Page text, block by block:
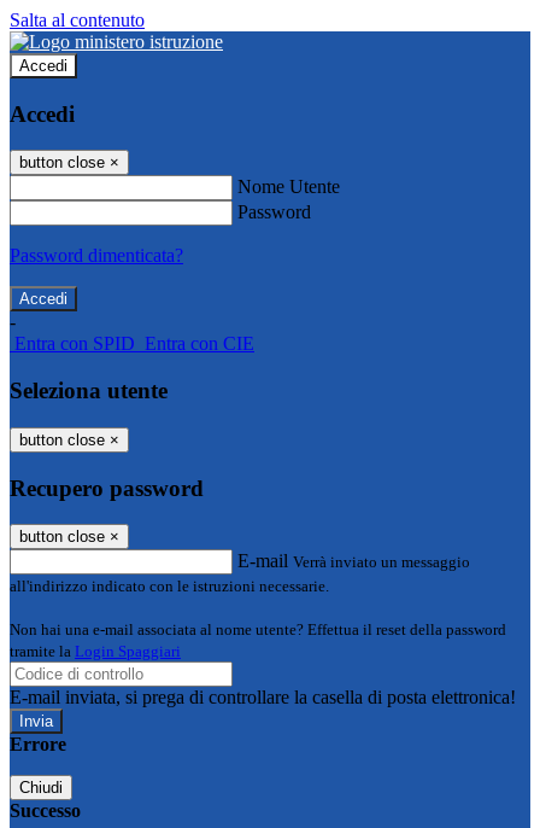
Salta al contenuto
Accedi
Accedi
button close ×
Nome Utente
Password
Password dimenticata?
-
Entra con SPID Entra con CIE
Seleziona utente
button close ×
Recupero password
button close ×
E-mail Verrà inviato un messaggio
all'indirizzo indicato con le istruzioni necessarie.
Non hai una e-mail associata al nome utente? Effettua il reset della password
tramite la Login Spaggiari
E-mail inviata, si prega di controllare la casella di posta elettronica!
Errore
Chiudi
Successo